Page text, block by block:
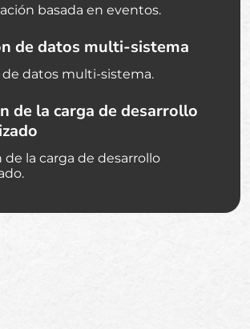
basada en eventos.
de datos multi-sistema
datos multi-sistema.
de la carga de desarrollo
de la carga de desarrollo